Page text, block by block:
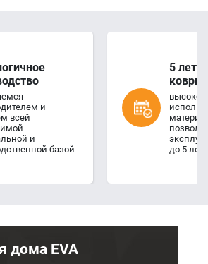
и
всей
и
базой
5 лет
высокое
до 5 лет
дома EVA